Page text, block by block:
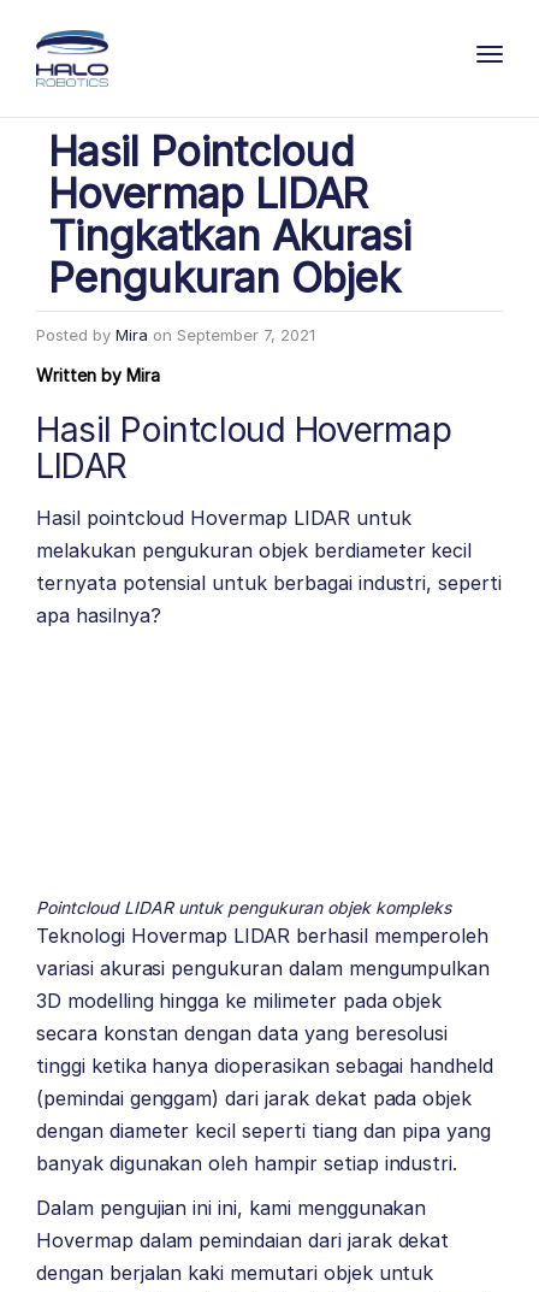
Hasil Pointcloud
Hovermap LIDAR
Tingkatkan Akurasi
Pengukuran Objek
Posted by Mira on September 7, 2021
Written by Mira
Hasil Pointcloud Hovermap
LIDAR
Hasil pointcloud Hovermap LIDAR untuk
melakukan pengukuran objek berdiameter kecil
ternyata potensial untuk berbagai industri, seperti
apa hasilnya?
Pointcloud LIDAR untuk pengukuran objek kompleks
Teknologi Hovermap LIDAR berhasil memperoleh
variasi akurasi pengukuran dalam mengumpulkan
3D modelling hingga ke milimeter pada objek
secara konstan dengan data yang beresolusi
tinggi ketika hanya dioperasikan sebagai handheld
(pemindai genggam) dari jarak dekat pada objek
dengan diameter kecil seperti tiang dan pipa yang
banyak digunakan oleh hampir setiap industri.
Dalam pengujian ini ini, kami menggunakan
Hovermap dalam pemindaian dari jarak dekat
dengan berjalan kaki memutari objek untuk